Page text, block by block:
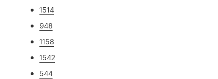
1514
948
1158
1542
544